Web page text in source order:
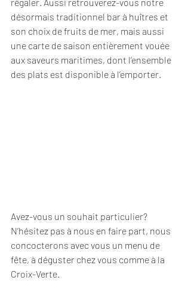
désormais traditionnel bar à huîtres et
son choix de fruits de mer, mais aussi
une carte de saison entièrement vouée
aux saveurs maritimes, dont l’ensemble
des plats est disponible à l’emporter.
Avez-vous un souhait particulier?
N’hésitez pas à nous en faire part, nous
concocterons avec vous un menu de
fête, à déguster chez vous comme à la
Croix-Verte.